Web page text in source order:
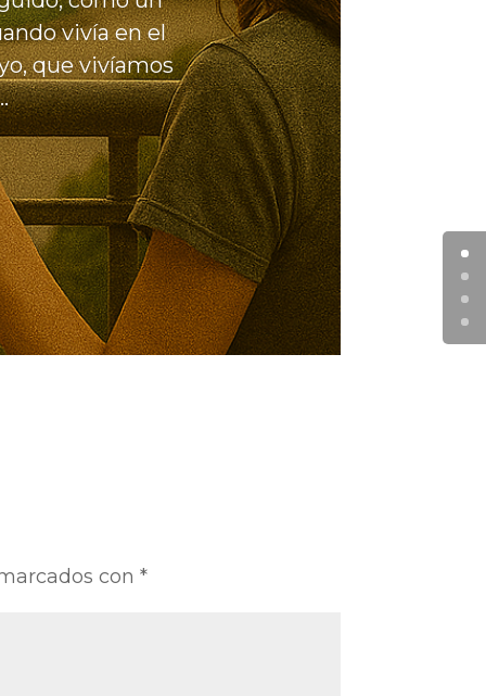
vivía en el
que vivíamos
con*